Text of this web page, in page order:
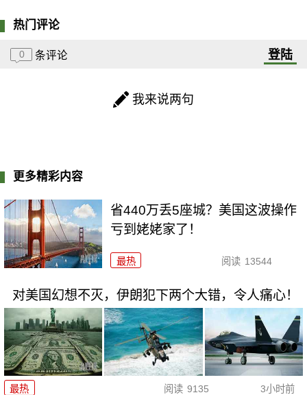
热门评论
0 条评论 登陆
我来说两句
更多精彩内容
省440万丢5座城？美国这波操作
亏到姥姥家了！
最热 阅读 13544
对美国幻想不灭，伊朗犯下两个大错，令人痛心！
最热 阅读 9135 3小时前